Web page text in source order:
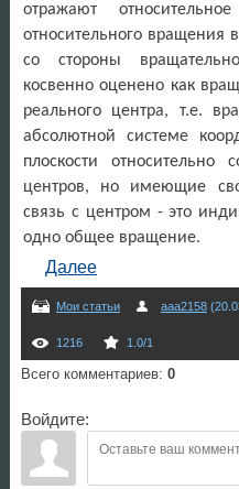
отражают
относительного вращения
со стороны
косвенно оценено как
реального центра, т.е.
абсолютной системе
плоскости относительно
центров, но имеющие
связь с центром - это
одно общее вращение.
Далее
Мои статьи aaa2158
1216 1.0/1
Всего комментариев: 0
Войдите: